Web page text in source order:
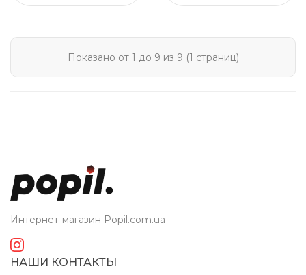
Показано от 1 до 9 из 9 (1 страниц)
Интернет-магазин Popil.com.ua
НАШИ КОНТАКТЫ